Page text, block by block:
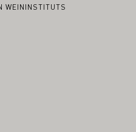
WEININSTITUTS